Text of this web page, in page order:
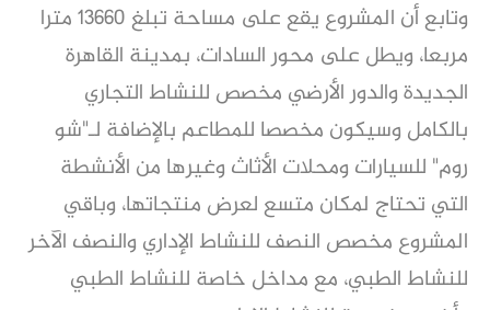
وتابع أن المشروع يقع على مساحة تبلغ 13660 مترا
مربعا، ويطل على محور السادات، بمدينة القاهرة
الجديدة والدور الأرضي مخصص للنشاط التجاري
بالكامل وسيكون مخصصا للمطاعم بالإضافة لـ"شو
روم" للسيارات ومحلات الأثاث وغيرها من الأنشطة
التي تحتاج لمكان متسع لعرض منتجاتها، وباقي
المشروع مخصص النصف للنشاط الإداري والنصف الآخر
للنشاط الطبي، مع مداخل خاصة للنشاط الطبي